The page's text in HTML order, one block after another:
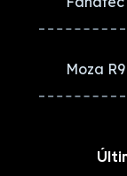
Moza R9